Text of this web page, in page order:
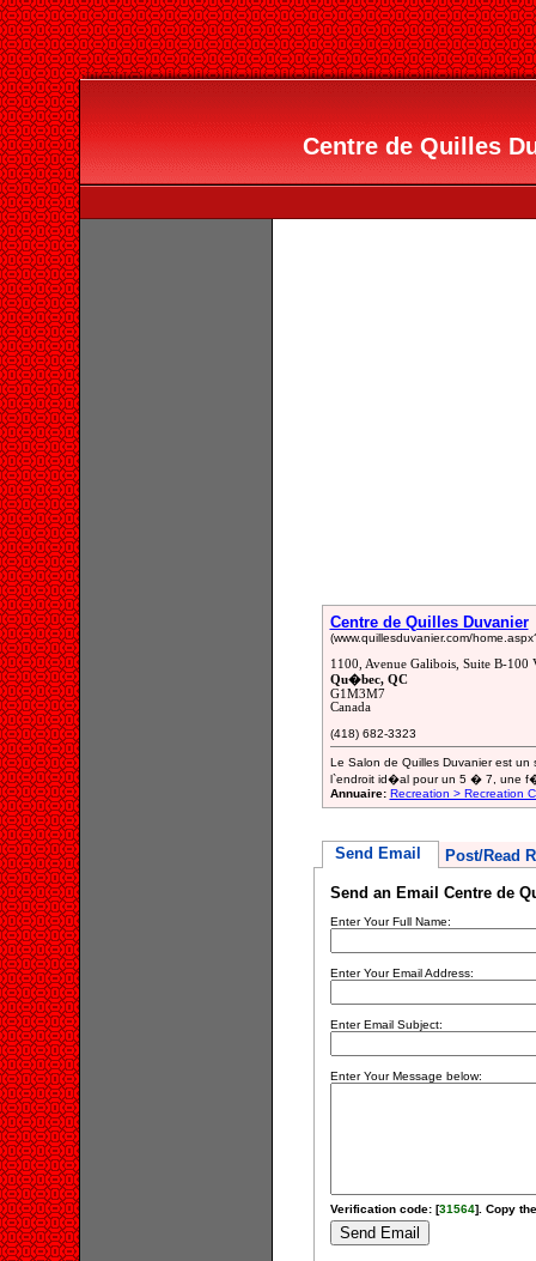
Centre de Quilles
Centre de Quilles Duvanier
(www.quillesduvanier.com/
1100, Avenue Galibois, Suite B-100
Qu�bec, QC
G1M3M7
Canada
(418) 682-3323
Le Salon de Quilles Duvanier est
l`endroit id�al pour un 5 � 7, une
Annuaire: Recreation > Recreation
Send Email Post/Read
Send an Email Centre de
Enter Your Full Name:
Enter Your Email Address:
Enter Email Subject:
Enter Your Message below:
Verification code: [31564]. Copy